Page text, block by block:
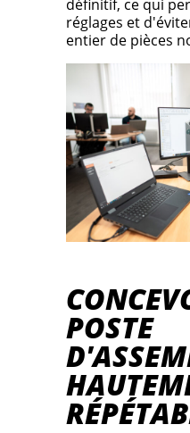
définitif, ce qui
réglages et
entier de pièces
POSTE